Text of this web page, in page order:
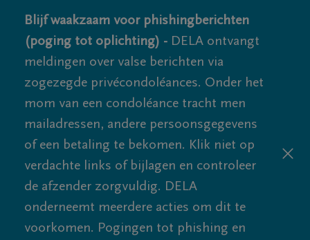
Blijf waakzaam voor phishingberichten
(poging tot oplichting) - DELA ontvangt
meldingen over valse berichten via
zogezegde privécondoléances. Onder het
mom van een condoléance tracht men
mailadressen, andere persoonsgegevens
of een betaling te bekomen. Klik niet op
verdachte links of bijlagen en controleer
de afzender zorgvuldig. DELA
onderneemt meerdere acties om dit te
voorkomen. Pogingen tot phishing en